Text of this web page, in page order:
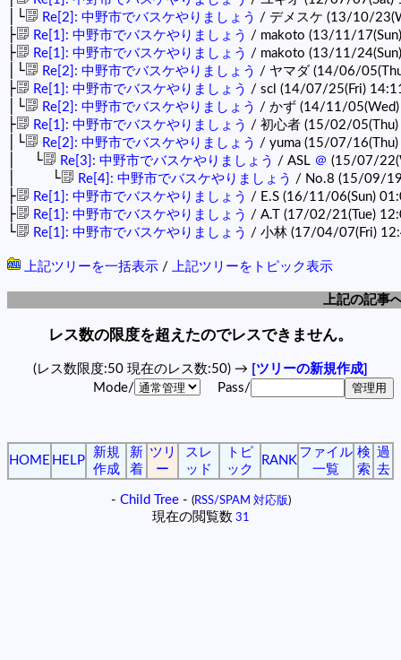
│└ Re[2]: 中野市でバスケやりましょう / デメスケ (13/10/
├ Re[1]: 中野市でバスケやりましょう / makoto (13/11/
├ Re[1]: 中野市でバスケやりましょう / makoto (13/11/
│└ Re[2]: 中野市でバスケやりましょう / ヤマダ (14/06/
├ Re[1]: 中野市でバスケやりましょう / scl (14/07/25(Fri)
│└ Re[2]: 中野市でバスケやりましょう / かず (14/11/
├ Re[1]: 中野市でバスケやりましょう / 初心者 (15/02/
│└ Re[2]: 中野市でバスケやりましょう / yuma (15/07/
│ └ Re[3]: 中野市でバスケやりましょう / ASL ＠ (15/07/
│ └ Re[4]: 中野市でバスケやりましょう / No.8 (15/09/
├ Re[1]: 中野市でバスケやりましょう / E.S (16/11/06(Sun)
├ Re[1]: 中野市でバスケやりましょう / A.T (17/02/21(Tue)
└ Re[1]: 中野市でバスケやりましょう / 小林 (17/04/07(Fri)
上記ツリーを一括表示 / 上記ツリーをトピック表示
上記の記事
レス数の限度を超えたのでレスできません。
(レス数限度:50 現在のレス数:50) → [ツリーの新規作成]
Mode/
Pass/
HOME HELP
新規
作成
新
着
ツリ
ー
スレ
ッド
トピ
ック
RANK
ファイル
一覧
検
索
過
去
- Child Tree- (RSS/SPAM 対応版)
現在の閲覧数 31